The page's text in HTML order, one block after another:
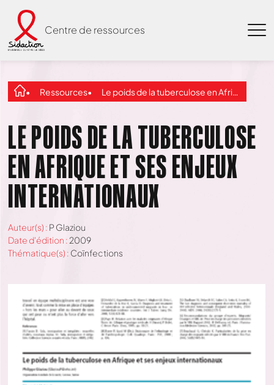
Centre de ressources
Ressources Le poids de la tuberculose en Afrique et ses enjeux internationaux
LE POIDS DE LA TUBERCULOSE
EN AFRIQUE ET SES ENJEUX
INTERNATIONAUX
Auteur(s) : P Glaziou
Date d'édition : 2009
Thématique(s) : Coïnfections